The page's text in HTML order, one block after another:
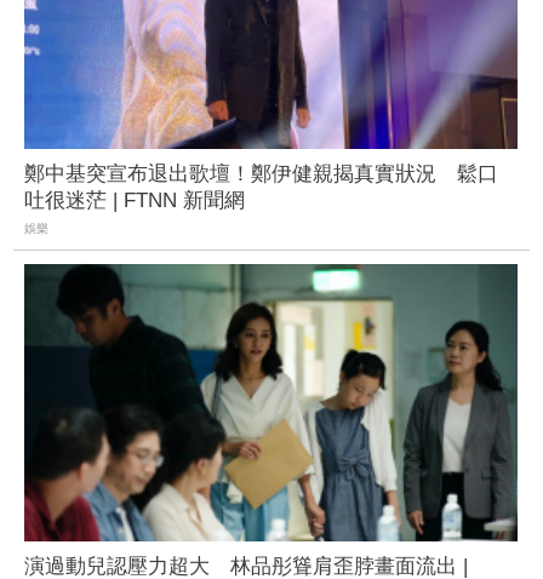
鄭中基突宣布退出歌壇！鄭伊健親揭真實狀況 鬆口
吐很迷茫 | FTNN 新聞網
娛樂
演過動兒認壓力超大 林品彤聳肩歪脖畫面流出 |